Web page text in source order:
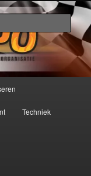
Techniek